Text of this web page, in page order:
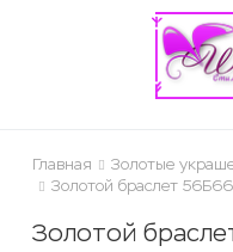
Главная Золотые
Золотой браслет
Золотой